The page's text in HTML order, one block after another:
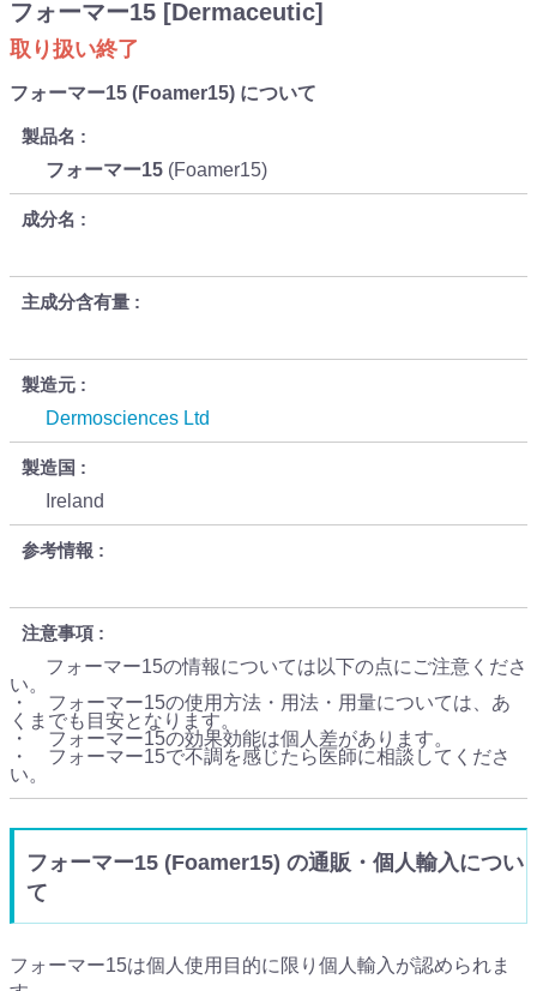
フォーマー15 [Dermaceutic]
取り扱い終了
フォーマー15 (Foamer15) について
製品名
フォーマー15 (Foamer15)
成分名
主成分含有量
製造元
Dermosciences Ltd
製造国
Ireland
参考情報
注意事項
フォーマー15の情報については以下の点にご注意くださ
い。
・ フォーマー15の使用方法・用法・用量については、あ
くまでも目安となります。
・ フォーマー15の効果効能は個人差があります。
・ フォーマー15で不調を感じたら医師に相談してくださ
い。
フォーマー15 (Foamer15) の通販・個人輸入につい
て
フォーマー15は個人使用目的に限り個人輸入が認められま